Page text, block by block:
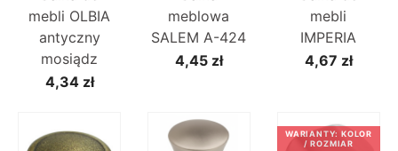
mebli OLBIA
antyczny
mosiądz
4,34 zł
meblowa
SALEM A-424
4,45 zł
mebli
IMPERIA
4,67 zł
WARIANTY: KOLOR
/ ROZMIAR